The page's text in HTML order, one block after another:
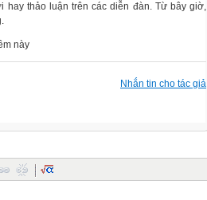
thảo luận trên các diễn đàn. Từ bây giờ,
này
Nhắn tin cho tác giả